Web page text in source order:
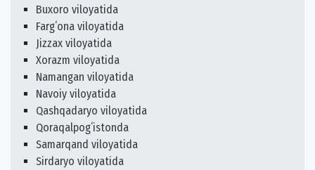
Buxoro viloyatida
Fargʻona viloyatida
Jizzax viloyatida
Xorazm viloyatida
Namangan viloyatida
Navoiy viloyatida
Qashqadaryo viloyatida
Qoraqalpogʻistonda
Samarqand viloyatida
Sirdaryo viloyatida